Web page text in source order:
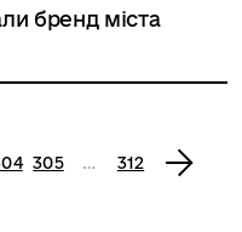
бренд міста
305 … 312